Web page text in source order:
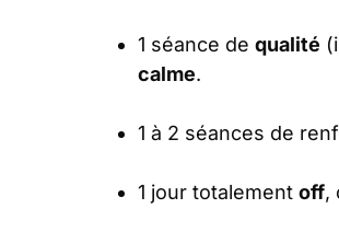
1 séance de qualité
calme.
1 à 2 séances de
1 jour totalement off,